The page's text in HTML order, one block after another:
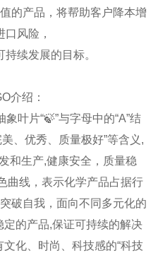
的产品，将帮助客户降本增
口风险，
续发展的目标。
介绍：
象叶片“🍃”与字母中的“A”结
、优秀、质量极好”等含义,
和生产,健康安全，质量稳
曲线，表示化学产品占据行
破自我，面向不同多元化的
的产品,保证可持续的解决
化、时尚、科技感的“科技